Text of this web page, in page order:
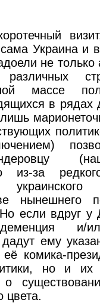
Украина и
не
различных
массе
в рядах
из-за
нынешнего
если вдруг
и/
ему
комика-
но и их
цвета.